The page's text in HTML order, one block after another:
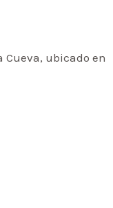
Cueva, ubicado en